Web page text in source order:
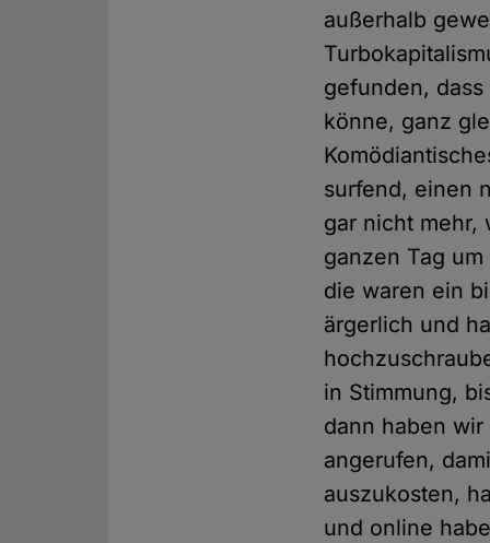
außerhalb
gefunden,
könne, ganz
surfend, einen
gar nicht mehr,
ganzen Tag
die waren ein
ärgerlich und
in Stimmung,
dann haben
angerufen,
auszukosten,
und online